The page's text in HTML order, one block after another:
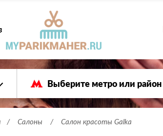
Салоны Салон красоты Galka